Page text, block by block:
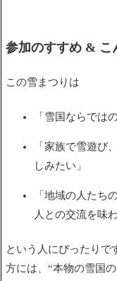
参加のすすめ & こ
この雪まつりは
「雪国ならでは
「家族で雪遊び
しみたい」
「地域の人たち
人との交流を味
という人にぴったりで
方には、“本物の雪国